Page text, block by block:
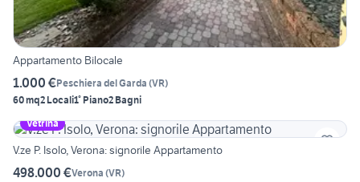
Appartamento Bilocale
1.000 €Peschiera del Garda (VR)
60 mq2 Locali1° Piano2 Bagni
Vetrina
V.ze P. Isolo, Verona: signorile Appartamento
498.000 €Verona (VR)